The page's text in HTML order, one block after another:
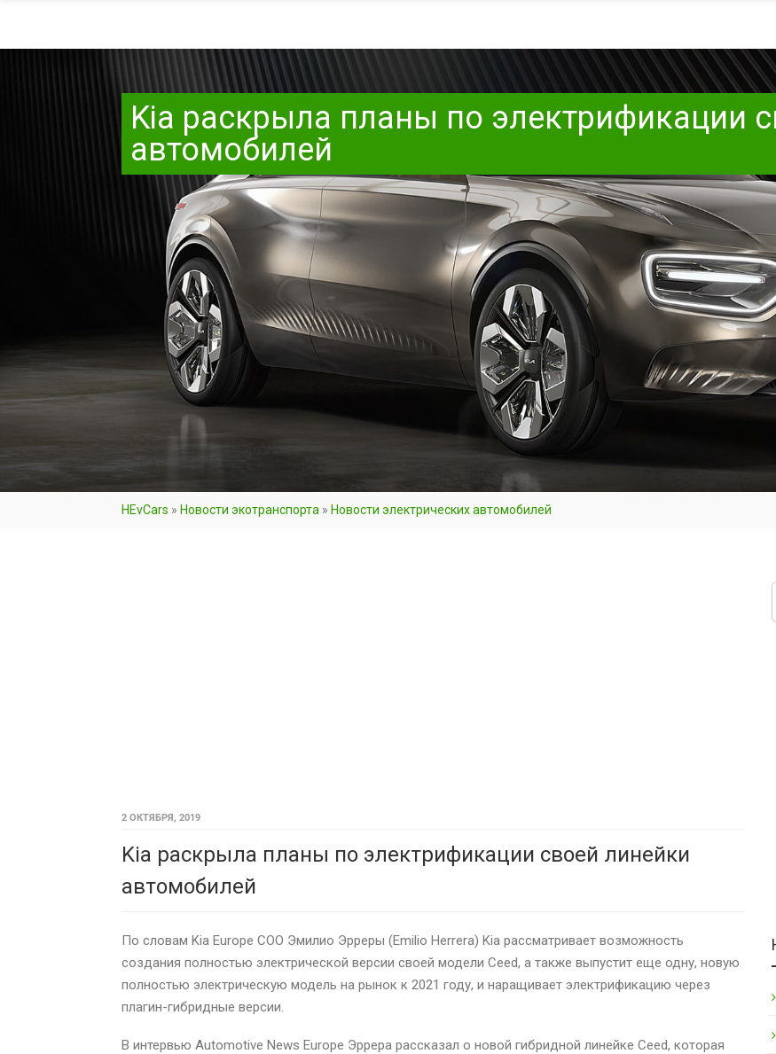
Kia раскрыла планы по электрификации
автомобилей
HEvCars » Новости экотранспорта » Новости электрических автомобилей
2 ОКТЯБРЯ, 2019
Kia раскрыла планы по электрификации своей линейки
автомобилей
По словам Kia Europe COO Эмилио Эрреры (Emilio Herrera) Kia рассматривает возможность
создания полностью электрической версии своей модели Ceed, а также выпустит еще одну, новую
полностью электрическую модель на рынок к 2021 году, и наращивает электрификацию через
плагин-гибридные версии.
В интервью Automotive News Europe Эррера рассказал о новой гибридной линейке Ceed, которая